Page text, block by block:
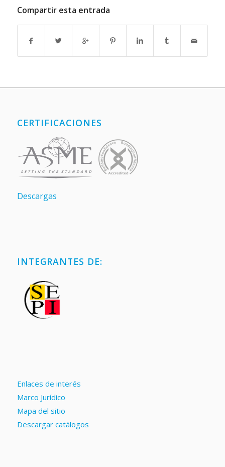
Compartir esta entrada
CERTIFICACIONES
Descargas
INTEGRANTES DE:
Enlaces de interés
Marco Jurídico
Mapa del sitio
Descargar catálogos